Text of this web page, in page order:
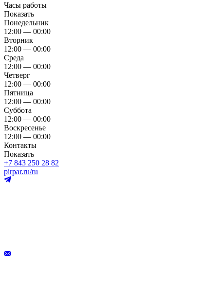
Часы работы
Показать
Понедельник
12:00 — 00:00
Вторник
12:00 — 00:00
Среда
12:00 — 00:00
Четверг
12:00 — 00:00
Пятница
12:00 — 00:00
Суббота
12:00 — 00:00
Воскресенье
12:00 — 00:00
Контакты
Показать
+7 843 250 28 82
pirpar.ru/ru